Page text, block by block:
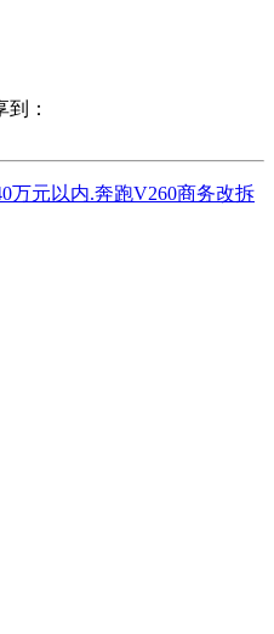
到：
万元以内.奔跑V260商务改拆